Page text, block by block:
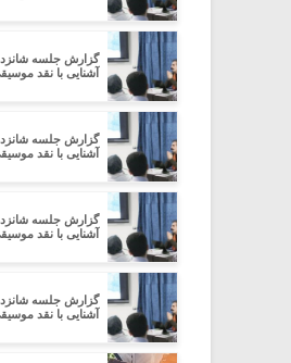
گزارش جلسه
آشنایی با نقد
گزارش جلسه
آشنایی با نقد
گزارش جلسه
آشنایی با نقد
گزارش جلسه
آشنایی با نقد